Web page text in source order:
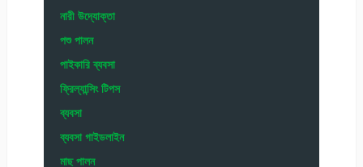
নারী উদ্যোক্তা
পশু পালন
পাইকারি ব্যবসা
ফ্রিল্যান্সিং টিপস
ব্যবসা
ব্যবসা গাইডলাইন
মাছ পালন